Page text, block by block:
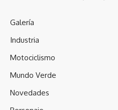
Galería
Industria
Motociclismo
Mundo Verde
Novedades